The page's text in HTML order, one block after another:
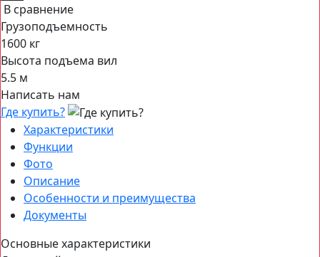
В сравнение
Грузоподъемность
1600 кг
Высота подъема вил
5.5 м
Написать нам
Где купить?
Характеристики
Функции
Фото
Описание
Особенности и преимущества
Документы
Основные характеристики